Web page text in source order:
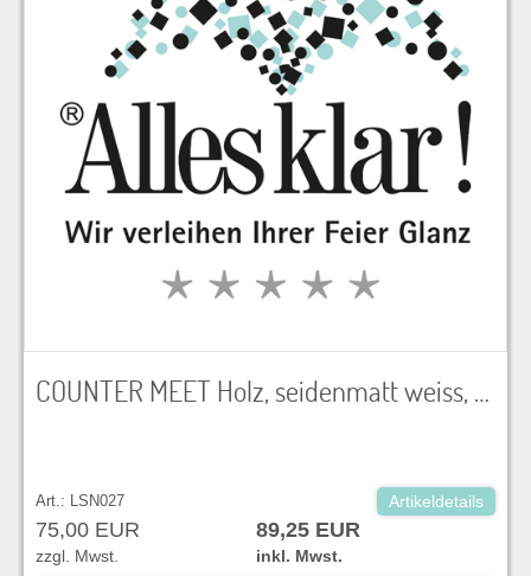
COUNTER MEET Holz, seidenmatt weiss, BxTxH 70 x 46 x 110 cm
Art.: LSN027 Artikeldetails
75,00 EUR 89,25 EUR
zzgl. Mwst.
inkl. Mwst.